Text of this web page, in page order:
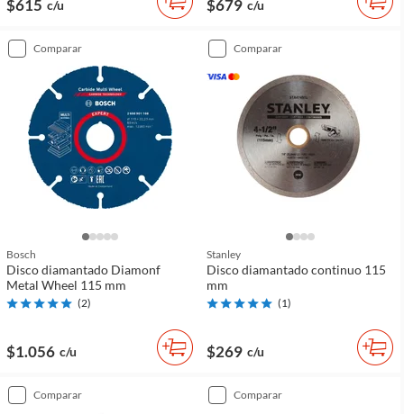
$615 c/u $679 c/u
comparar
Bosch
Disco diamantado Diamonf
Metal Wheel 115 mm
(2)
$1.056 c/u
comparar
Stanley
Disco diamantado continuo 115
mm
(1)
$269 c/u
comparar comparar